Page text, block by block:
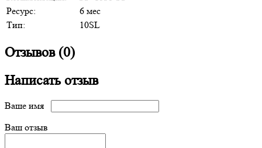
Ресурс:
6 мес
Тип:
10SL
Отзывов (0)
Написать отзыв
Ваше имя
Ваш отзыв